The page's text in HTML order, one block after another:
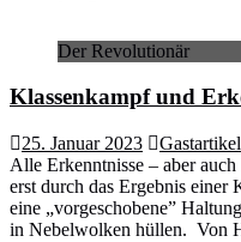
Der Revolutionär
Klassenkampf und
25. Januar 2023 Gastartikel
Alle Erkenntnisse – aber
erst durch das Ergebnis einer
eine „vorgeschobene”
in Nebelwolken hüllen. Von